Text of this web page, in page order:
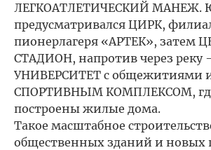
ЛЕГКОАТЛЕТИЧЕСКИЙ МАНЕЖ.
предусматривался ЦИРК,
пионерлагеря «АРТЕК», затем
СТАДИОН, напротив через реку
УНИВЕРСИТЕТ с общежитиями
СПОРТИВНЫМ КОМПЛЕКСОМ,
построены жилые дома.
Такое масштабное
общественных зданий и новых